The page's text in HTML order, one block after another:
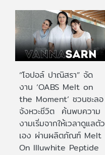
“โอปอล์ ปาณิสรา” จัด
งาน ‘OABS Melt on
the Moment’ ชวนชะลอ
จังหวะชีวิต ค้นพบความ
งามเริ่มจากให้เวลาดูแลตัว
เอง ผ่านผลิตภัณฑ์ Melt
On Illuwhite Peptide